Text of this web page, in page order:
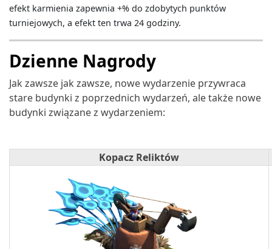
efekt karmienia zapewnia +% do zdobytych punktów
turniejowych, a efekt ten trwa 24 godziny.
Dzienne Nagrody
Jak zawsze jak zawsze, nowe wydarzenie przywraca
stare budynki z poprzednich wydarzeń, ale także nowe
budynki związane z wydarzeniem:
Kopacz Reliktów